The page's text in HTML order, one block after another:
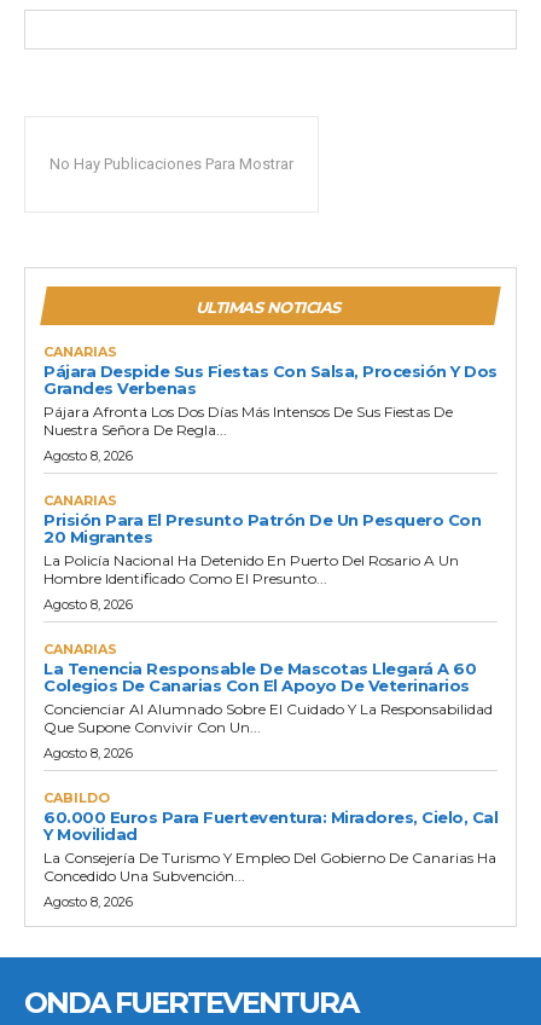
No Hay Publicaciones Para Mostrar
ULTIMAS NOTICIAS
CANARIAS
Pájara Despide Sus Fiestas Con Salsa, Procesión Y Dos
Grandes Verbenas
Pájara Afronta Los Dos Días Más Intensos De Sus Fiestas De
Nuestra Señora De Regla...
Agosto 8, 2026
CANARIAS
Prisión Para El Presunto Patrón De Un Pesquero Con
20 Migrantes
La Policía Nacional Ha Detenido En Puerto Del Rosario A Un
Hombre Identificado Como El Presunto...
Agosto 8, 2026
CANARIAS
La Tenencia Responsable De Mascotas Llegará A 60
Colegios De Canarias Con El Apoyo De Veterinarios
Concienciar Al Alumnado Sobre El Cuidado Y La Responsabilidad
Que Supone Convivir Con Un...
Agosto 8, 2026
CABILDO
60.000 Euros Para Fuerteventura: Miradores, Cielo, Cal
Y Movilidad
La Consejería De Turismo Y Empleo Del Gobierno De Canarias Ha
Concedido Una Subvención...
Agosto 8, 2026
ONDA FUERTEVENTURA